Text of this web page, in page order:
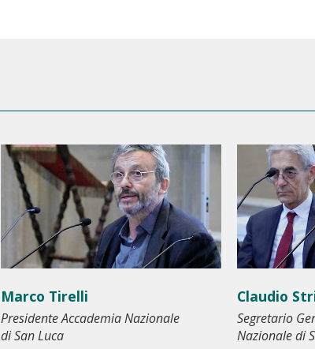
Marco Tirelli
Presidente Accademia Nazionale
di San Luca
Claudio
Segretario
Nazionale di